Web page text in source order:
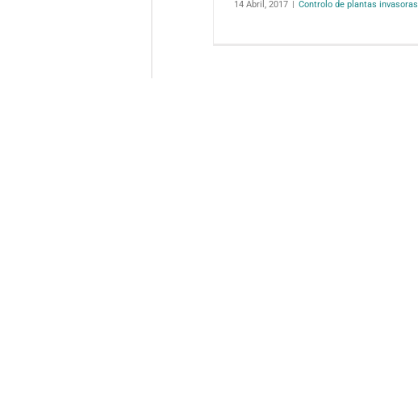
14 Abril, 2017 | Controlo de plantas invasoras